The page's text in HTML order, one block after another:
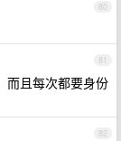
80
81
而且每次都要身份
82